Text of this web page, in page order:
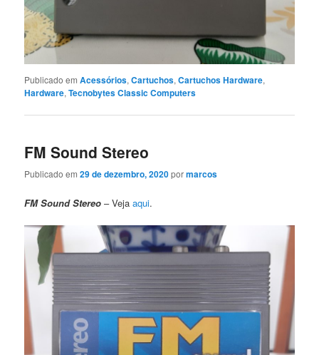
Publicado em Acessórios,Cartuchos,Cartuchos Hardware,
Hardware,Tecnobytes Classic Computers
FM Sound Stereo
Publicado em29 de dezembro, 2020pormarcos
FM Sound Stereo – Vejaaqui.